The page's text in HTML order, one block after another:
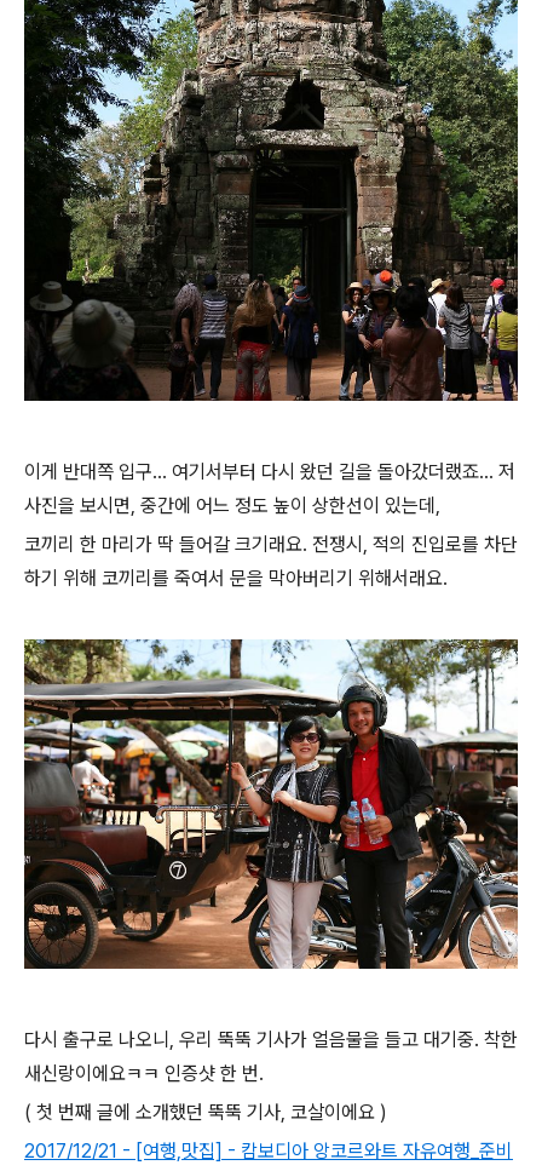
이게 반대쪽 입구... 여기서부터 다시 왔던 길을 돌아갔더랬죠... 저
사진을 보시면, 중간에 어느 정도 높이 상한선이 있는데,
코끼리 한 마리가 딱 들어갈 크기래요. 전쟁시, 적의 진입로를 차단
하기 위해 코끼리를 죽여서 문을 막아버리기 위해서래요.
다시 출구로 나오니, 우리 뚝뚝 기사가 얼음물을 들고 대기중. 착한
새신랑이에요ㅋㅋ 인증샷 한 번.
( 첫 번째 글에 소개했던 뚝뚝 기사, 코살이에요 )
2017/12/21 - [여행,맛집] - 캄보디아 앙코르와트 자유여행_준비